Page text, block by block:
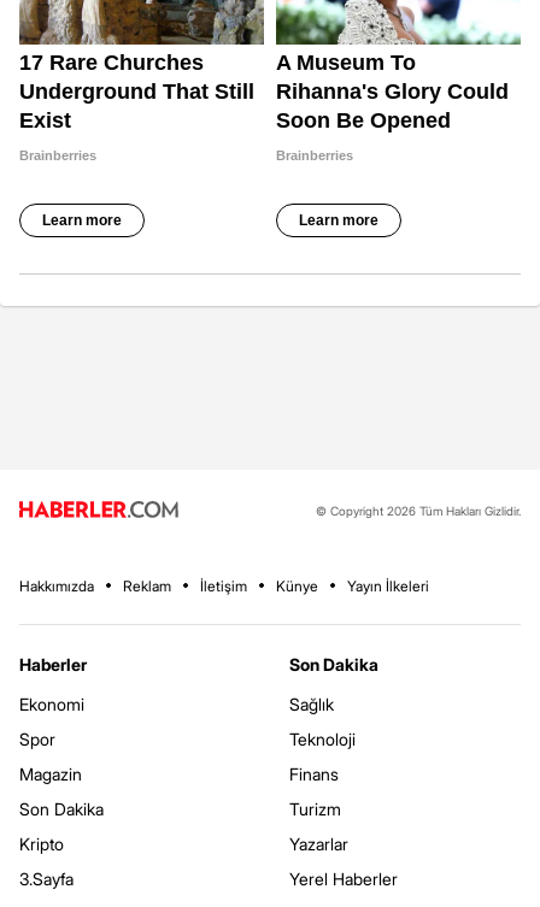
© Copyright 2026 Tüm Hakları Gizlidir.
Hakkımızda Reklam İletişim Künye Yayın İlkeleri
Haberler
Ekonomi
Spor
Magazin
Son Dakika
Kripto
3.Sayfa
Son Dakika
Sağlık
Teknoloji
Finans
Turizm
Yazarlar
Yerel Haberler